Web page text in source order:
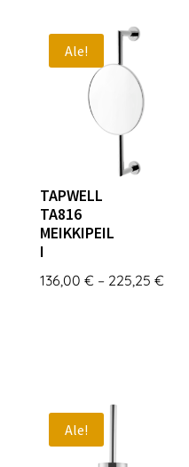
Ale!
TAPWELL
TA816
MEIKKIPEIL
I
136,00 € – 225,25 €
Ale!